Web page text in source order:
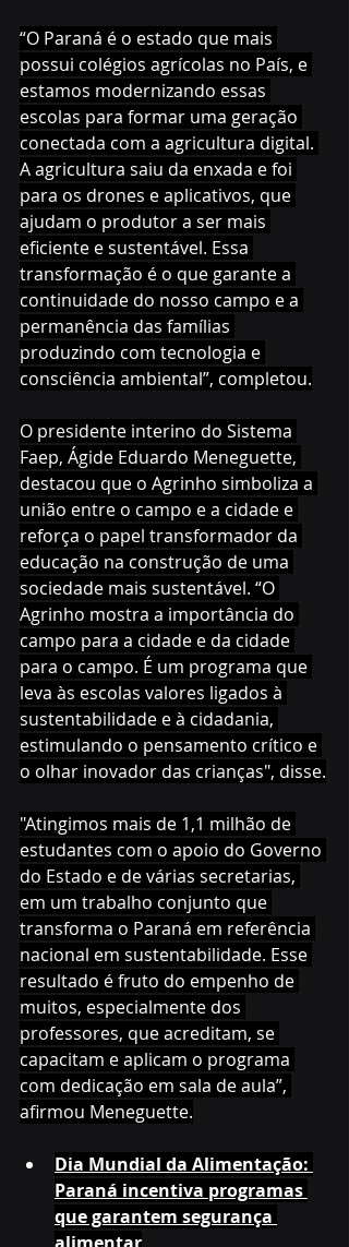
“O Paraná é o estado que mais
possui colégios agrícolas no País, e
estamos modernizando essas
escolas para formar uma geração
conectada com a agricultura digital.
A agricultura saiu da enxada e foi
para os drones e aplicativos, que
ajudam o produtor a ser mais
eficiente e sustentável. Essa
transformação é o que garante a
continuidade do nosso campo e a
permanência das famílias
produzindo com tecnologia e
consciência ambiental”, completou.
O presidente interino do Sistema
Faep, Ágide Eduardo Meneguette,
destacou que o Agrinho simboliza a
união entre o campo e a cidade e
reforça o papel transformador da
educação na construção de uma
sociedade mais sustentável. “O
Agrinho mostra a importância do
campo para a cidade e da cidade
para o campo. É um programa que
leva às escolas valores ligados à
sustentabilidade e à cidadania,
estimulando o pensamento crítico e
o olhar inovador das crianças", disse.
"Atingimos mais de 1,1 milhão de
estudantes com o apoio do Governo
do Estado e de várias secretarias,
em um trabalho conjunto que
transforma o Paraná em referência
nacional em sustentabilidade. Esse
resultado é fruto do empenho de
muitos, especialmente dos
professores, que acreditam, se
capacitam e aplicam o programa
com dedicação em sala de aula”,
afirmou Meneguette.
Dia Mundial da Alimentação:
Paraná incentiva programas
que garantem segurança